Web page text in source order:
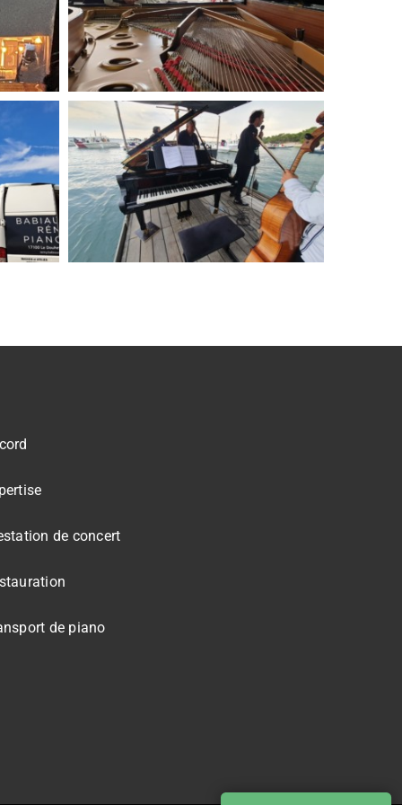
de concert
de piano